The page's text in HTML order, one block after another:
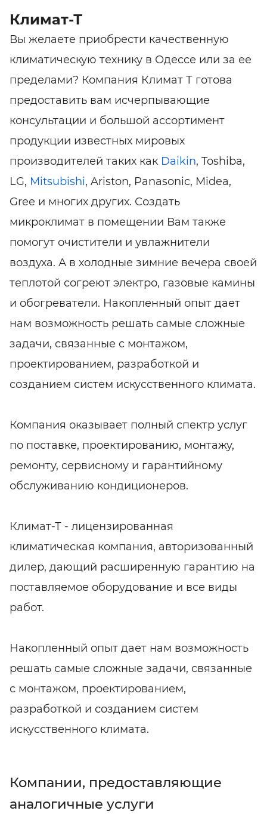
Климат-Т
Вы желаете приобрести качественную
климатическую технику в Одессе или за ее
пределами? Компания Климат Т готова
предоставить вам исчерпывающие
консультации и большой ассортимент
продукции известных мировых
производителей таких как Daikin, Toshiba,
LG, Mitsubishi, Ariston, Panasonic, Midea,
Gree и многих других. Создать
микроклимат в помещении Вам также
помогут очистители и увлажнители
воздуха. А в холодные зимние вечера своей
теплотой согреют электро, газовые камины
и обогреватели. Накопленный опыт дает
нам возможность решать самые сложные
задачи, связанные с монтажом,
проектированием, разработкой и
созданием систем искусственного климата.
Компания оказывает полный спектр услуг
по поставке, проектированию, монтажу,
ремонту, сервисному и гарантийному
обслуживанию кондиционеров.
Климат-Т - лицензированная
климатическая компания, авторизованный
дилер, дающий расширенную гарантию на
поставляемое оборудование и все виды
работ.
Накопленный опыт дает нам возможность
решать самые сложные задачи, связанные
с монтажом, проектированием,
разработкой и созданием систем
искусственного климата.
Компании, предоставляющие
аналогичные услуги